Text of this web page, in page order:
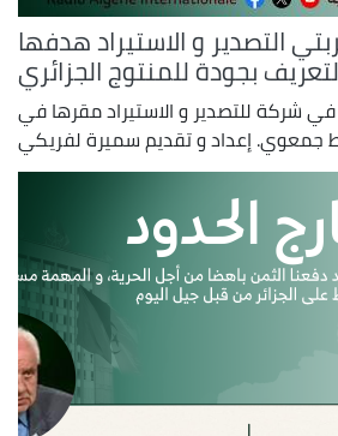
التصدير و الاستيراد هدفها
بجودة للمنتوج الجزائري
في شركة للتصدير و الاستيراد مقرها في
جمعوي. إعداد و تقديم سميرة لفريكي